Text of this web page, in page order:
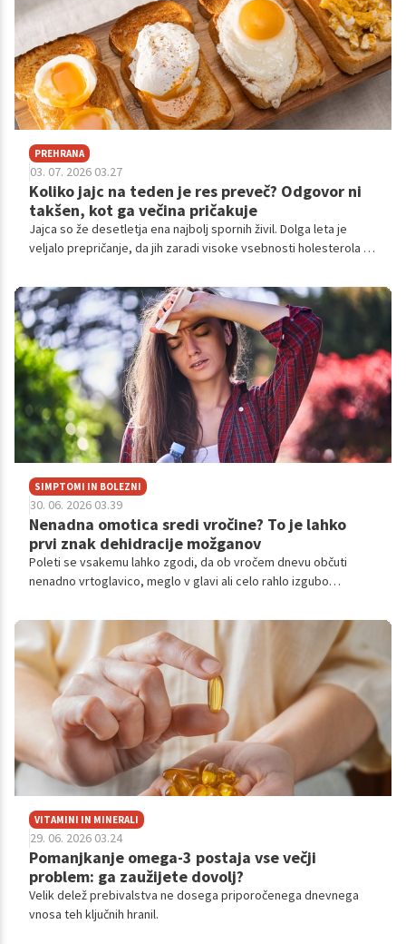
PREHRANA
03. 07. 2026 03.27
Koliko jajc na teden je res preveč? Odgovor ni
takšen, kot ga večina pričakuje
Jajca so že desetletja ena najbolj spornih živil. Dolga leta je
veljalo prepričanje, da jih zaradi visoke vsebnosti holesterola ne
da je zgodba precej bolj zapletena. Torej, koliko jajc na teden je
res preveč?
SIMPTOMI IN BOLEZNI
30. 06. 2026 03.39
Nenadna omotica sredi vročine? To je lahko
prvi znak dehidracije možganov
Poleti se vsakemu lahko zgodi, da ob vročem dnevu občuti
nenadno vrtoglavico, meglo v glavi ali celo rahlo izgubo
VITAMINI IN MINERALI
29. 06. 2026 03.24
Pomanjkanje omega-3 postaja vse večji
problem: ga zaužijete dovolj?
Velik delež prebivalstva ne dosega priporočenega dnevnega
vnosa teh ključnih hranil.